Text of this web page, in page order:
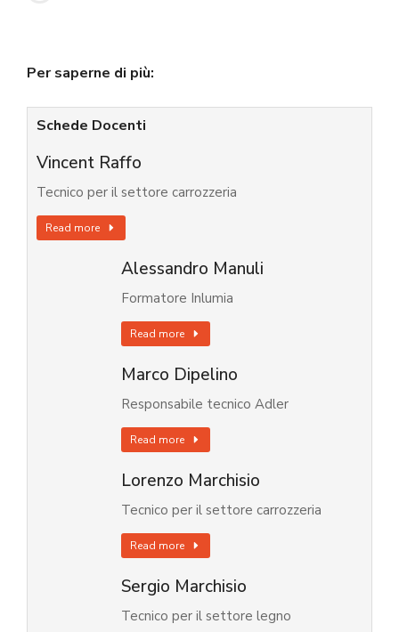
Per saperne di più:
Schede Docenti
Vincent Raffo
Tecnico per il settore carrozzeria
Read more
Alessandro Manuli
Formatore Inlumia
Read more
Marco Dipelino
Responsabile tecnico Adler
Read more
Lorenzo Marchisio
Tecnico per il settore carrozzeria
Read more
Sergio Marchisio
Tecnico per il settore legno